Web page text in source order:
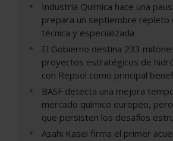
Industria Química hace una
prepara un septiembre repleto
técnica y especializada
El Gobierno destina 233
proyectos estratégicos de
con Repsol como principal
BASF detecta una mejora
mercado químico europeo,
que persisten los desafíos
Asahi Kasei firma el primer